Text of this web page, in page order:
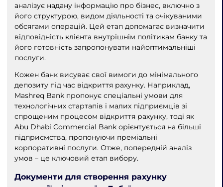
аналізує надану інформацію про бізнес, включно з
його структурою, видом діяльності та очікуваними
обсягами операцій. Цей етап допомагає визначити
відповідність клієнта внутрішнім політикам банку та
його готовність запропонувати найоптимальніші
послуги.
Кожен банк висуває свої вимоги до мінімального
депозиту під час відкриття рахунку. Наприклад,
Mashreq Bank пропонує спеціальні умови для
технологічних стартапів і малих підприємців зі
спрощеним процесом відкриття рахунку, тоді як
Abu Dhabi Commercial Bank орієнтується на більші
підприємства, пропонуючи преміальні
корпоративні послуги. Отже, попередній аналіз
умов – це ключовий етап вибору.
Документи для створення рахунку